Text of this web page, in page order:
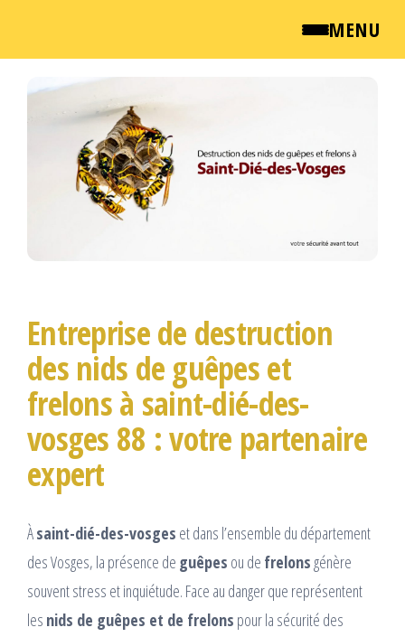
MENU
QUI SOMMES NOUS ?
NEWSROOM
Passer
Entreprise de destruction
des nids de guêpes et
frelons à saint-dié-des-
vosges 88 : votre partenaire
expert
Àsaint-dié-des-vosges et dans l’ensemble du département
des Vosges, la présence de guêpes ou de frelonsgénère
souvent stress et inquiétude. Face au danger que représentent
les nids de guêpes et de frelons pour la sécurité des